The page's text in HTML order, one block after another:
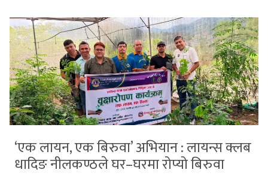
‘एक लायन, एक बिरुवा’ अभियान : लायन्स क्लब
धादिङ नीलकण्ठले घर–घरमा रोप्यो बिरुवा